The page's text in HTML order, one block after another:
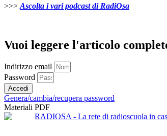
>>> Ascolta i vari podcast di RadiOsa
Vuoi leggere l'articolo
Indirizzo email
Password
Accedi
Genera/cambia/recupera password
Materiali PDF
RADIOSA - La rete di radioscuola in